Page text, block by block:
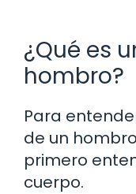
¿Qué es
hombro?
Para
de un
primero
cuerpo.